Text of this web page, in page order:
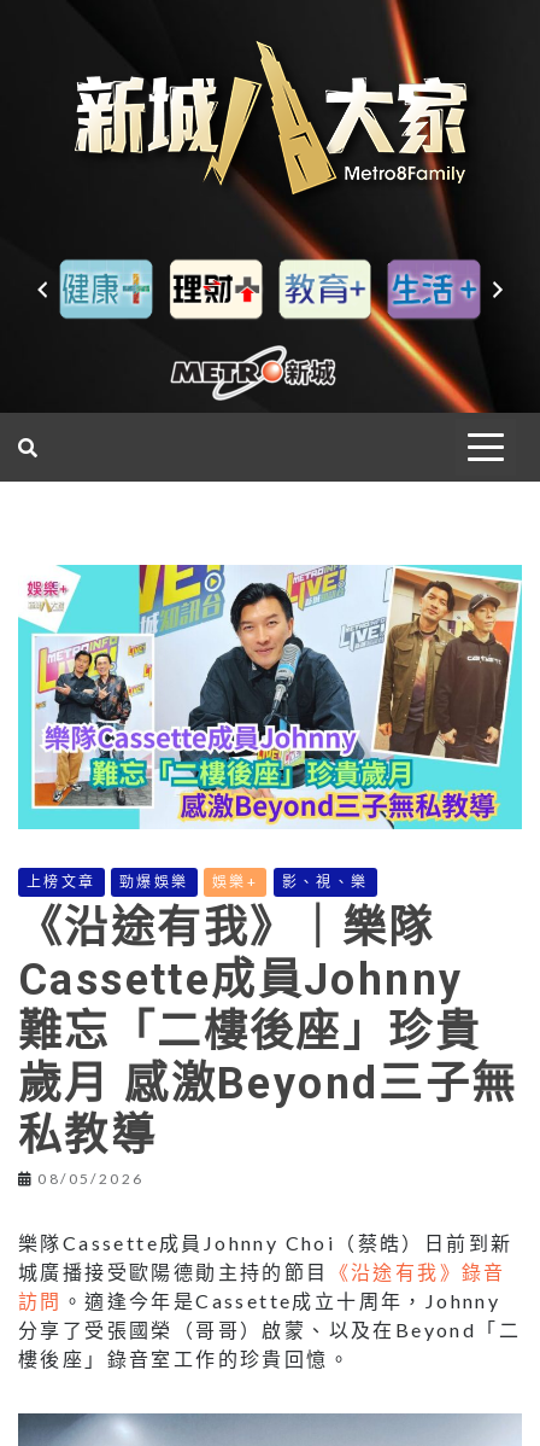
上榜文章 勁爆娛樂 娛樂+ 影、視、樂
《沿途有我》｜樂隊
Cassette成員Johnny
難忘「二樓後座」珍貴
歲月 感激Beyond三子無
私教導
08/05/2026
樂隊Cassette成員Johnny Choi（蔡皓）日前到新
城廣播接受歐陽德勛主持的節目
《沿途有我》錄音
訪問 。適逢今年是Cassette成立十周年，Johnny
分享了受張國榮（哥哥）啟蒙、以及在Beyond「二
樓後座」錄音室工作的珍貴回憶。